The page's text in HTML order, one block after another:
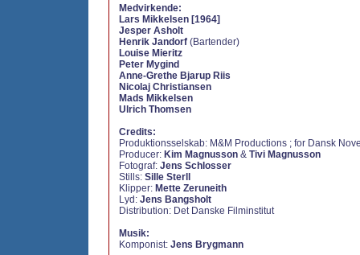
Medvirkende:
Lars Mikkelsen [1964]
Jesper Asholt
Henrik Jandorf (Bartender)
Louise Mieritz
Peter Mygind
Anne-Grethe Bjarup Riis
Nicolaj Christiansen
Mads Mikkelsen
Ulrich Thomsen
Credits:
Produktionsselskab: M&M Productions ; for Dansk
Producer: Kim Magnusson & Tivi Magnusson
Fotograf: Jens Schlosser
Stills: Sille Sterll
Klipper: Mette Zeruneith
Lyd: Jens Bangsholt
Distribution: Det Danske Filminstitut
Musik:
Komponist: Jens Brygmann